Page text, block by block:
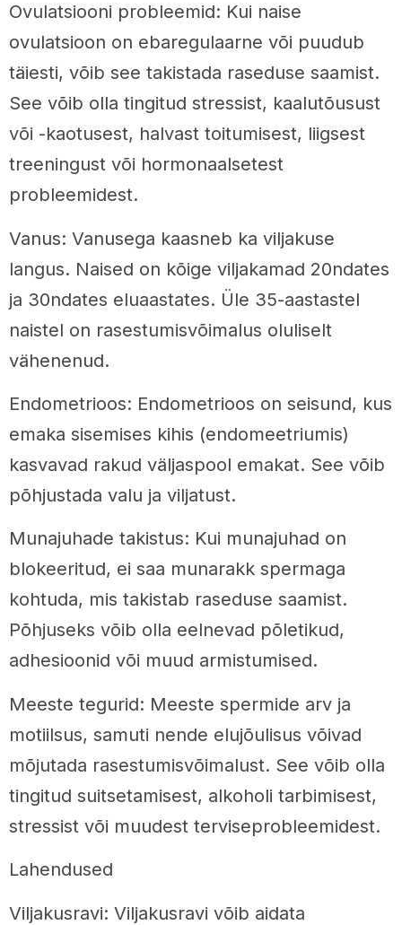
Ovulatsiooni probleemid: Kui naise
ovulatsioon on ebaregulaarne või puudub
täiesti, võib see takistada raseduse saamist.
See võib olla tingitud stressist, kaalutõusust
või -kaotusest, halvast toitumisest, liigsest
treeningust või hormonaalsetest
probleemidest.
Vanus: Vanusega kaasneb ka viljakuse
langus. Naised on kõige viljakamad 20ndates
ja 30ndates eluaastates. Üle 35-aastastel
naistel on rasestumisvõimalus oluliselt
vähenenud.
Endometrioos: Endometrioos on seisund, kus
emaka sisemises kihis (endomeetriumis)
kasvavad rakud väljaspool emakat. See võib
põhjustada valu ja viljatust.
Munajuhade takistus: Kui munajuhad on
blokeeritud, ei saa munarakk spermaga
kohtuda, mis takistab raseduse saamist.
Põhjuseks võib olla eelnevad põletikud,
adhesioonid või muud armistumised.
Meeste tegurid: Meeste spermide arv ja
motiilsus, samuti nende elujõulisus võivad
mõjutada rasestumisvõimalust. See võib olla
tingitud suitsetamisest, alkoholi tarbimisest,
stressist või muudest terviseprobleemidest.
Lahendused
Viljakusravi: Viljakusravi võib aidata